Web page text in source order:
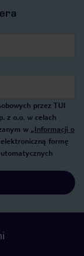
przez TUI
z o.o. w celach
w „Informacji o
formę